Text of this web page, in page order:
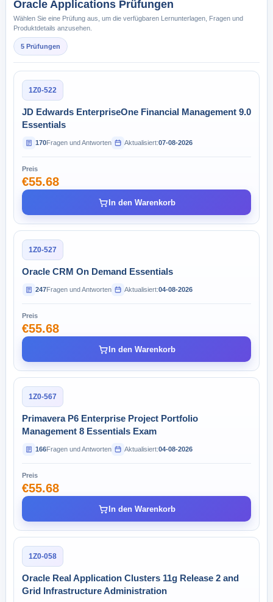
Oracle Applications Prüfungen
Wählen Sie eine Prüfung aus, um die verfügbaren Lernunterlagen, Fragen und
Produktdetails anzusehen.
5 Prüfungen
1Z0-522
JD Edwards EnterpriseOne Financial Management 9.0
Essentials
170Fragen und Antworten Aktualisiert:07-08-2026
Preis
€55.68
In den Warenkorb
1Z0-527
Oracle CRM On Demand Essentials
247Fragen und Antworten Aktualisiert:04-08-2026
Preis
€55.68
In den Warenkorb
1Z0-567
Primavera P6 Enterprise Project Portfolio
Management 8 Essentials Exam
166Fragen und Antworten Aktualisiert:04-08-2026
Preis
€55.68
In den Warenkorb
1Z0-058
Oracle Real Application Clusters 11g Release 2 and
Grid Infrastructure Administration